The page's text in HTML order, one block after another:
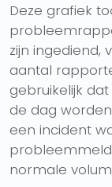
Deze grafiek
zijn
aantal
gebruikelijk
de dag
een incident
normale